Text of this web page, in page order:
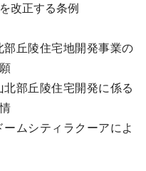
改正する条例
陵住宅地開発事業の
丘陵住宅開発に係る
シティラクーアによ